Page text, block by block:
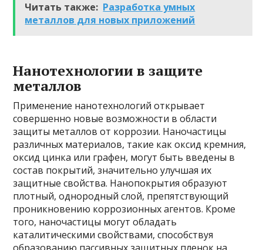
Читать также: Разработка умных
металлов для новых приложений
Нанотехнологии в защите
металлов
Применение нанотехнологий открывает
совершенно новые возможности в области
защиты металлов от коррозии. Наночастицы
различных материалов, такие как оксид кремния,
оксид цинка или графен, могут быть введены в
состав покрытий, значительно улучшая их
защитные свойства. Нанопокрытия образуют
плотный, однородный слой, препятствующий
проникновению коррозионных агентов. Кроме
того, наночастицы могут обладать
каталитическими свойствами, способствуя